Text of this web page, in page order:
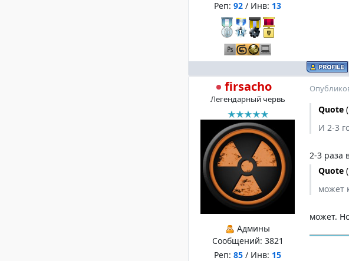
Реп: 92 / Инв: 13
firsacho
Легендарный червь
Админы
Сообщений: 3821
Реп: 85 / Инв: 15
Quote (
И 2-3
2-3 раза
Quote (
может
может.